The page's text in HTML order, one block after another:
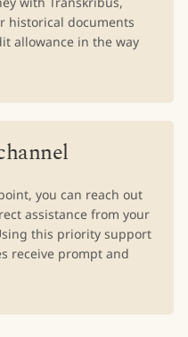
historical documents
allowance in the way
you can reach out
assistance from your
this priority support
receive prompt and